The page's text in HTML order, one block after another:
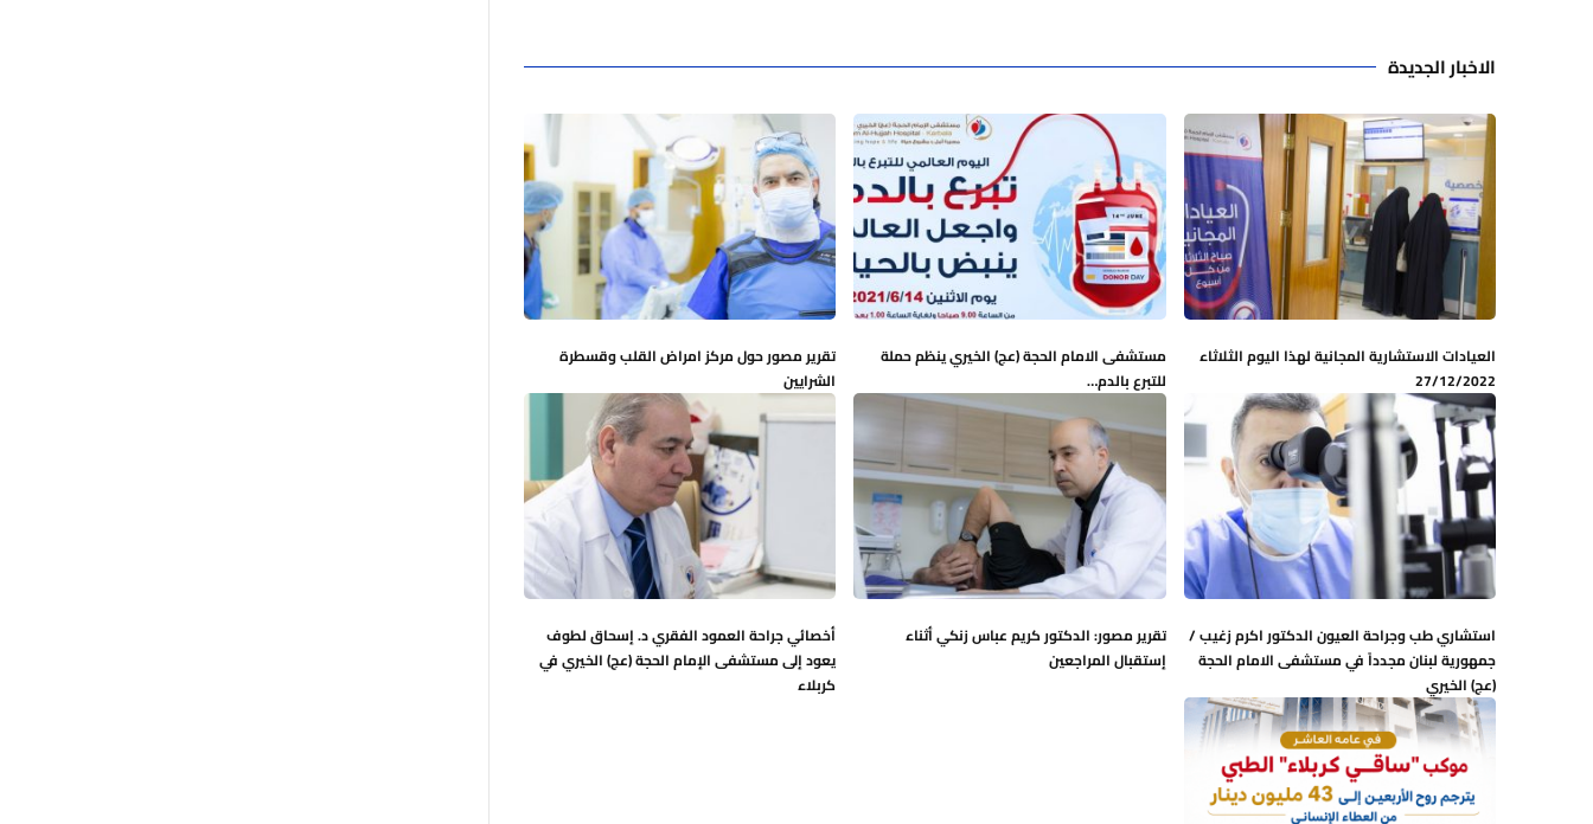
الاخبار الجديدة
العيادات الاستشارية المجانية لهذا اليوم الثلاثاء
27/12/2022
مستشفى الامام الحجة (عج) الخيري ينظم حملة
للتبرع بالدم…
تقرير مصور حول مركز امراض القلب وقسطرة
الشرايين
استشاري طب وجراحة العيون الدكتور اكرم زغيب /
جمهورية لبنان مجدداً في مستشفى الامام الحجة
(عج) الخيري
تقرير مصور: الدكتور كريم عباس زنكي أثناء
إستقبال المراجعين
أخصائي جراحة العمود الفقري د. إسحاق لطوف
يعود إلى مستشفى الإمام الحجة (عج) الخيري في
كربلاء